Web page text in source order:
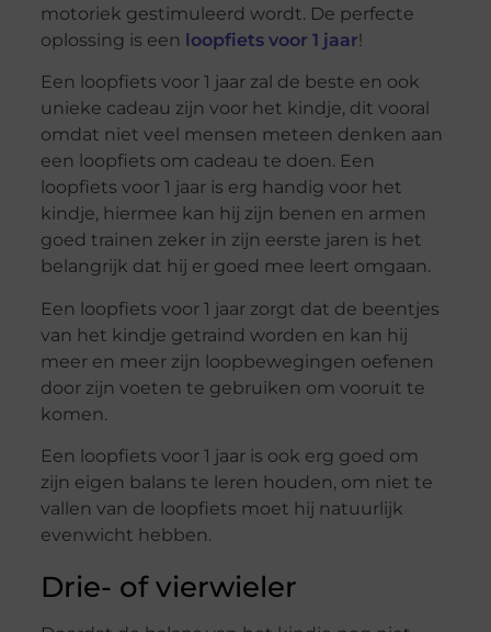
motoriek gestimuleerd wordt. De perfecte
oplossing is een loopfiets voor 1 jaar!
Een loopfiets voor 1 jaar zal de beste en ook
unieke cadeau zijn voor het kindje, dit vooral
omdat niet veel mensen meteen denken aan
een loopfiets om cadeau te doen. Een
loopfiets voor 1 jaar is erg handig voor het
kindje, hiermee kan hij zijn benen en armen
goed trainen zeker in zijn eerste jaren is het
belangrijk dat hij er goed mee leert omgaan.
Een loopfiets voor 1 jaar zorgt dat de beentjes
van het kindje getraind worden en kan hij
meer en meer zijn loopbewegingen oefenen
door zijn voeten te gebruiken om vooruit te
komen.
Een loopfiets voor 1 jaar is ook erg goed om
zijn eigen balans te leren houden, om niet te
vallen van de loopfiets moet hij natuurlijk
evenwicht hebben.
Drie- of vierwieler